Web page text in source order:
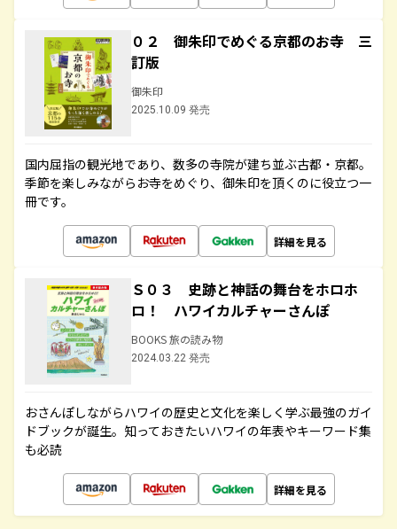
０２ 御朱印でめぐる京都のお寺 三
訂版
御朱印
2025.10.09 発売
国内屈指の観光地であり、数多の寺院が建ち並ぶ古都・京都。
季節を楽しみながらお寺をめぐり、御朱印を頂くのに役立つ一
冊です。
詳細を見る
Ｓ０３ 史跡と神話の舞台をホロホ
ロ！ ハワイカルチャーさんぽ
BOOKS 旅の読み物
2024.03.22 発売
おさんぽしながらハワイの歴史と文化を楽しく学ぶ最強のガイ
ドブックが誕生。知っておきたいハワイの年表やキーワード集
も必読
詳細を見る